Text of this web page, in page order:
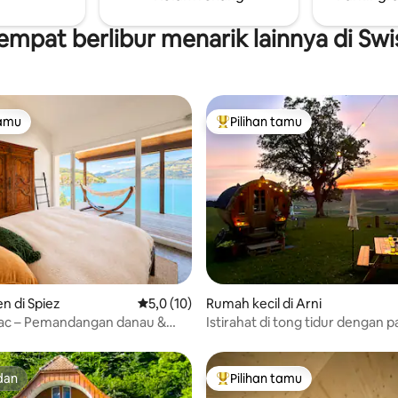
dapat dijangkau dalam
Thun, Spiez, Aeschi, Interlaken,
Beatenberg, Bern
berlibur menarik lainnya di
49 ulasan
di Spiez Nilai rata-rata 5,0 dari 5, 10 ulasan
5,0 (10)
– Pemandangan danau &
Pilihan tamu terpopuler
Pilihan tamu
Rumah kecil di Arni
Istirahat di tong tidur dengan
Pilihan tamu terpopuler
Pilihan tamu